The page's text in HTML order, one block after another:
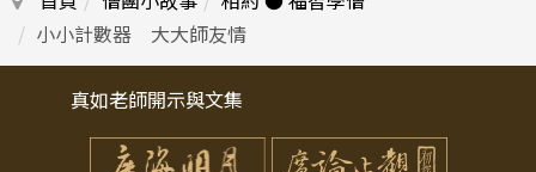
小小計數器 大大師友情
真如老師開示與文集